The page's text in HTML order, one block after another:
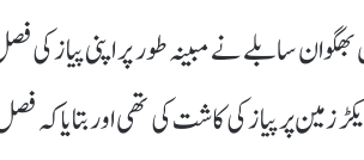
سابلے نے مبینہ طور پر اپنی پیاز کی